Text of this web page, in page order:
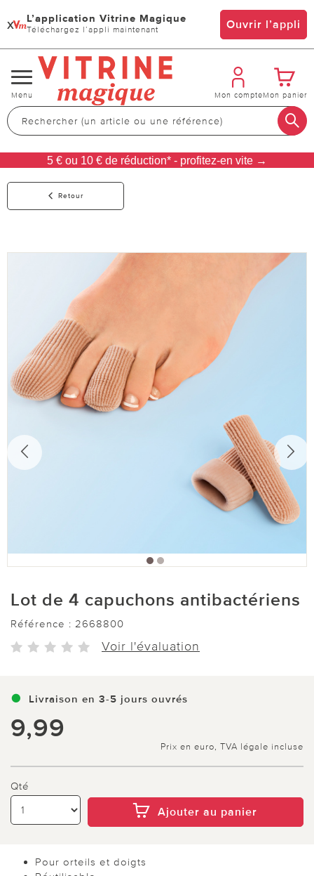
x L’application Vitrine Magique
Téléchargez l’appli maintenant Ouvrir l’appli
Changer
de
navigation
Menu Mon compteMon panier
5 € ou 10 € de réduction* - profitez-en vite →
Retour
Lot de 4 capuchons antibactériens
Référence : 2668800
Voir l'évaluation
Livraison en 3-5 jours ouvrés
9,99
Prix en euro, TVA légale incluse
Qté
Ajouter au panier
Pour orteils et doigts